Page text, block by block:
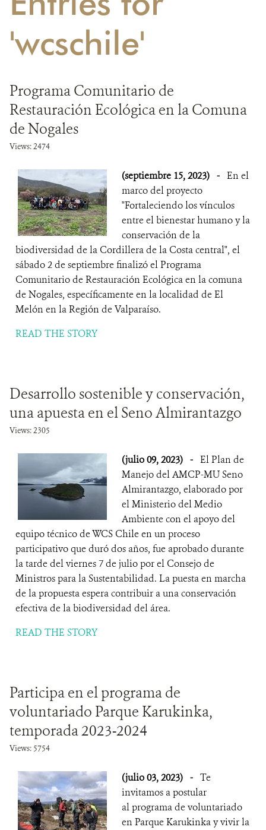
DONA
'wcschile'
Programa Comunitario de
Restauración Ecológica en la Comuna
de Nogales
Views: 2474
(septiembre 15, 2023) - En el
marco del proyecto
"Fortaleciendo los vínculos
entre el bienestar humano y la
conservación de la
biodiversidad de la Cordillera de la Costa central", el
sábado 2 de septiembre finalizó el Programa
Comunitario de Restauración Ecológica en la comuna
de Nogales, específicamente en la localidad de El
Melón en la Región de Valparaíso.
READ THE STORY
Desarrollo sostenible y conservación,
una apuesta en el Seno Almirantazgo
Views: 2305
(julio 09, 2023) - El Plan de
Manejo del AMCP-MU Seno
Almirantazgo, elaborado por
el Ministerio del Medio
Ambiente con el apoyo del
equipo técnico de WCS Chile en un proceso
participativo que duró dos años, fue aprobado durante
la tarde del viernes 7 de julio por el Consejo de
Ministros para la Sustentabilidad. La puesta en marcha
de la propuesta espera contribuir a una conservación
efectiva de la biodiversidad del área.
READ THE STORY
Participa en el programa de
voluntariado Parque Karukinka,
temporada 2023-2024
Views: 5754
(julio 03, 2023) - Te
invitamos a postular
al programa de voluntariado
en Parque Karukinka y vivir la